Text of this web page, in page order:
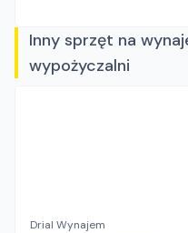
Inny sprzęt na
wypożyczalni
Drial Wynajem